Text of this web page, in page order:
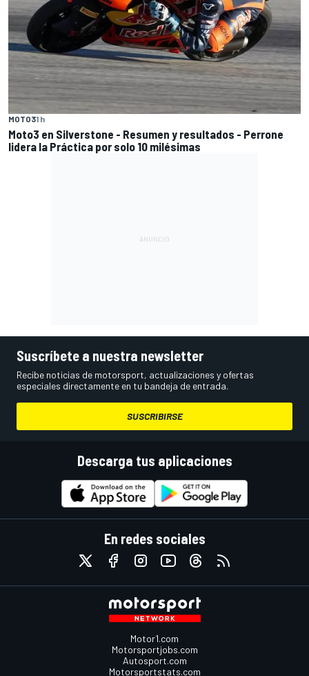
MOTO31 h
Moto3 en Silverstone - Resumen y resultados - Perrone
lidera la Práctica por solo 10 milésimas
Suscríbete a nuestra newsletter
Recibe noticias de motorsport, actualizaciones y ofertas
especiales directamente en tu bandeja de entrada.
SUSCRIBIRSE
Descarga tus aplicaciones
En redes sociales
Motor1.com
Motorsportjobs.com
Autosport.com
Motorsportstats.com